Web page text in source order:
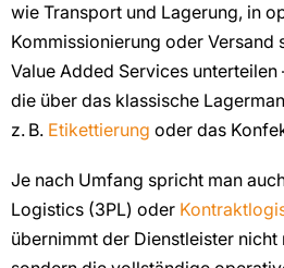
wie Transport und Lagerung, in
Kommissionierung oder Versand
Value Added Services unterteilen
die über das klassische
z. B. Etikettierung oder das
Je nach Umfang spricht man
Logistics (3PL) oder
übernimmt der Dienstleister